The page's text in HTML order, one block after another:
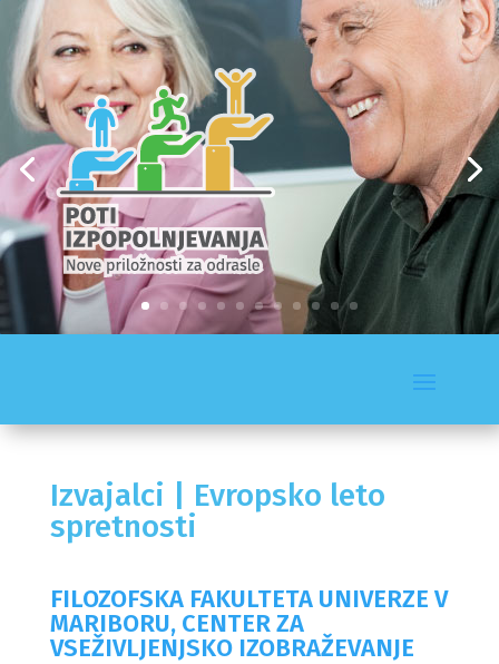
Izvajalci | Evropsko leto
spretnosti
FILOZOFSKA FAKULTETA UNIVERZE V
MARIBORU, CENTER ZA
VSEŽIVLJENJSKO IZOBRAŽEVANJE